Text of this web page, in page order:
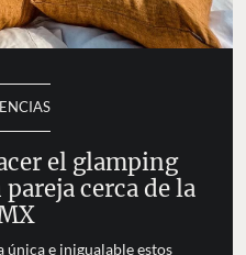
el glamping
cerca de la
única e inigualable estos